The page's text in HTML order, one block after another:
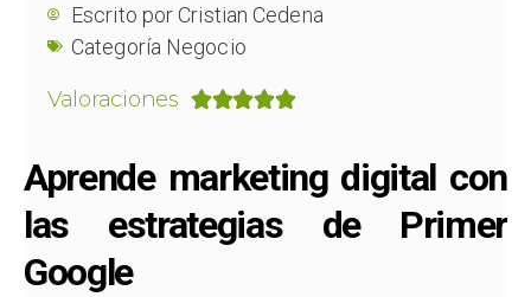
Escrito por Cristian Cedena
Categoría Negocio
Valoraciones 
Aprende marketing digital con
las estrategias de Primer
Google